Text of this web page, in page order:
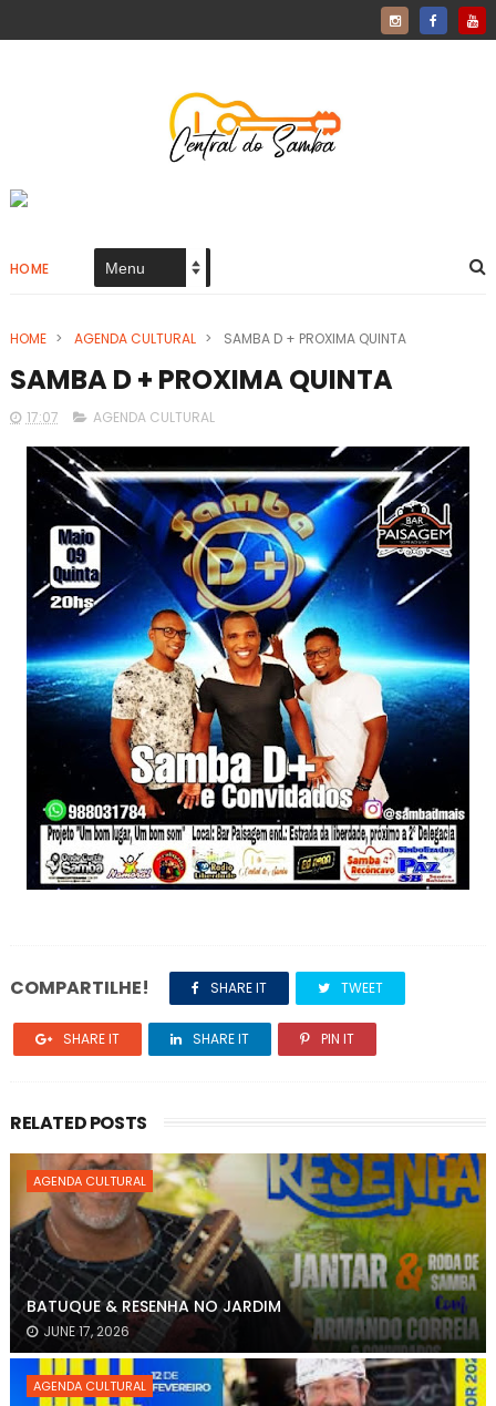
HOME
HOME > AGENDA CULTURAL > SAMBA D + PROXIMA QUINTA
SAMBA D + PROXIMA QUINTA
17:07 AGENDA CULTURAL
COMPARTILHE! SHARE IT TWEET
SHARE IT SHARE IT PIN IT
RELATED POSTS
AGENDA CULTURAL
BATUQUE & RESENHA NO JARDIM
JUNE 17, 2026
AGENDA CULTURAL